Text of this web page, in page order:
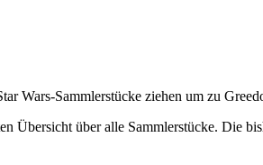
Wars-Sammlerstücke ziehen um zu
Übersicht über alle Sammlerstücke. Die